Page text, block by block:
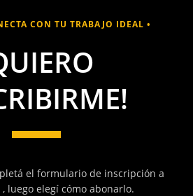
CON TU TRABAJO IDEAL •
el formulario de inscripción a
luego elegí cómo abonarlo.